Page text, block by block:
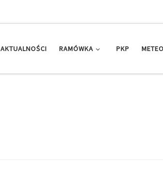
AKTUALNOŚCI RAMÓWKA PKP